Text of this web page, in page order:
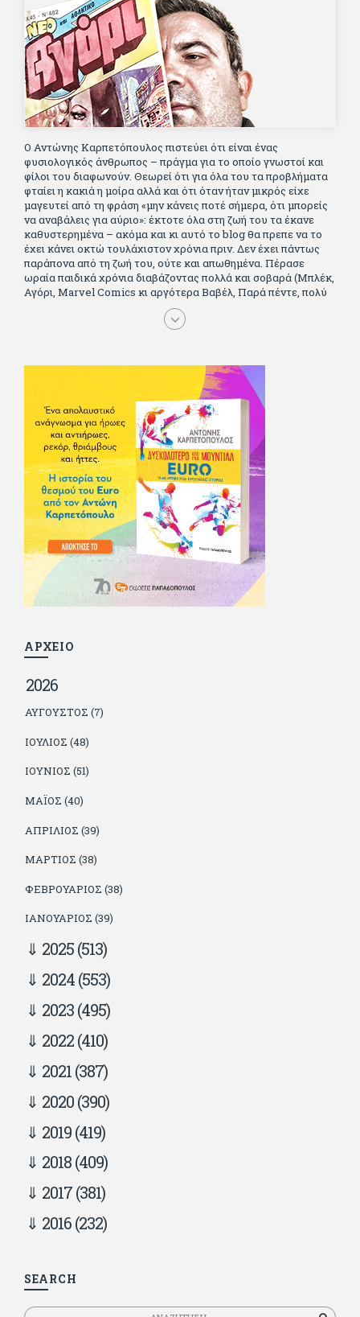
Ο Αντώνης Καρπετόπουλος πιστεύει ότι είναι ένας
φυσιολογικός άνθρωπος – πράγμα για το οποίο γνωστοί και
φίλοι του διαφωνούν. Θεωρεί ότι για όλα του τα προβλήματα
φταίει η κακιά η μοίρα αλλά και ότι όταν ήταν μικρός είχε
μαγευτεί από τη φράση «μην κάνεις ποτέ σήμερα, ότι μπορείς
να αναβάλεις για αύριο»: έκτοτε όλα στη ζωή του τα έκανε
καθυστερημένα – ακόμα και κι αυτό το blog θα πρεπε να το
έχει κάνει οκτώ τουλάχιστον χρόνια πριν. Δεν έχει πάντως
παράπονα από τη ζωή του, ούτε και απωθημένα. Πέρασε
ωραία παιδικά χρόνια διαβάζοντας πολλά και σοβαρά (Μπλέκ,
Αγόρι, Μarvel Comics κι αργότερα Βαβέλ, Παρά πέντε, πολύ
Αλέξανδρο Δουμά και αρκετό Ιούλιο Βέρν πριν τον κερδίσουν
τα αστυνομικά), απέκτησε τους σωστούς φίλους κυρίως γιατί
ταινίες κι έγραφε και στο περιοδικό Σινεμά, είχε κάποιες
αισθηματικές περιπέτειες που σκόρπισαν γέλιο στους φίλους
του - αν όχι και στον ίδιο. Πήγε στρατό κανονικά στα σύνορα
και διατήρησε μια καλή σχέση με την οικογένεια του, την
οποία αισθάνεται πως διάφορες φορές έφερε σε δύσκολη
θέση. Κείμενο με την υπογραφή του πρωτοδημοσιεύτηκε στο
Φίλαθλο το 1992. Επέστρεψε οριστικά στην Ελλάδα το 1998,
δούλεψε για πολλούς (αφού δυσκολεύεται να πει όχι), και
κάποιοι, αν όχι και όλοι, τον πλήρωσαν κι έμειναν και
ευχαριστημένοι από τη συνεργασία. Σήμερα πλέον εργάζεται
στον Sport Fm (όπου έχει κλείσει εικοσαετία) και στη
Sportday. Επαίρεται ότι λίγοι έχουν δει περισσότερο
ποδόσφαιρο από τον ίδιο και θεωρεί τον εαυτό του τυχερό
γιατί είναι μέλος της γενιάς που απόλαυσε τους μεγαλύτερους
σε όλα τα σπορ. Δεν είναι παντρεμένος, αλλά θαυμάζει όσους
βρίσκουν το κουράγιο να το κάνουν. Αντίθετα από πολλούς
φίλους του δεν πληρώνει διατροφές. Ελπίζει ότι δεν έχει
παιδιά. Απειλεί ότι θα γράφει όσο υπάρχουν άνθρωποι που
ΑΡΧΕΙΟ
2026
ΑΎΓΟΥΣΤΟΣ (7)
ΙΟΎΛΙΟΣ (48)
ΙΟΎΝΙΟΣ (51)
ΜΆΙΟΣ (40)
ΑΠΡΊΛΙΟΣ (39)
ΜΆΡΤΙΟΣ (38)
ΦΕΒΡΟΥΆΡΙΟΣ (38)
ΙΑΝΟΥΆΡΙΟΣ (39)
2025(513)
2024(553)
2023(495)
2022(410)
2021(387)
2020(390)
2019(419)
2018(409)
2017(381)
2016(232)
SEARCH
Αναζητηση